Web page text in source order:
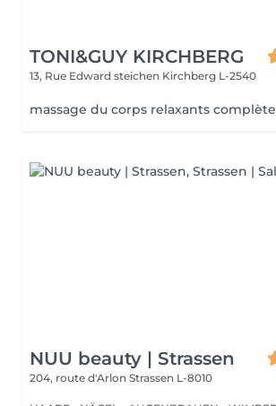
TONI&GUY KIRCHBERG
13, Rue Edward steichen Kirchberg L-2540
massage du corps relaxants complète
NUU beauty | Strassen
204, route d'Arlon Strassen L-8010